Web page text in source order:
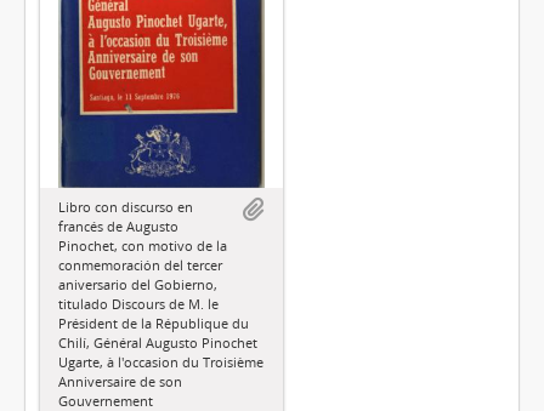
Libro con discurso en
francés de Augusto
Pinochet, con motivo de la
conmemoración del tercer
aniversario del Gobierno,
titulado Discours de M. le
Président de la République du
Chilí, Général Augusto Pinochet
Ugarte, à l'occasion du Troisième
Anniversaire de son
Gouvernement